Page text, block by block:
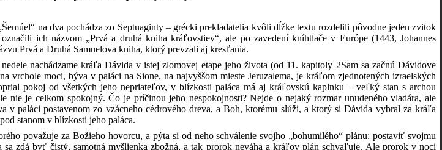
na dva pochádza zo Septuaginty – grécki prekladatelia kvôli dĺžke textu rozdelili pôvodne jeden zvitok
ich názvom „Prvá a druhá kniha kráľovstiev“, ale po zavedení kníhtlače v Európe (1443, Johannes
Prvá a Druhá Samuelova kniha, ktorý prevzali aj kresťania.
nachádzame kráľa Dávida v istej zlomovej etape jeho života (od 11. kapitoly 2Sam sa začnú Dávidove
vrchole moci, býva v paláci na Sione, na najvyššom mieste Jeruzalema, je kráľom zjednotených izraelských
pokoj od všetkých jeho nepriateľov, v blízkosti paláca má aj kráľovskú kaplnku – veľký stan s archou
nie je celkom spokojný. Čo je príčinou jeho nespokojnosti? Nejde o nejaký rozmar unudeného vladára, ale
paláci postavenom zo vzácneho cédrového dreva, a Boh, ktorému slúži, a ktorý si Dávida vybral za kráľa
stanom v blízkosti jeho paláca.
považuje za Božieho hovorcu, a pýta si od neho schválenie svojho „bohumilého“ plánu: postaviť svojmu
zdá byť čistý, samotná myšlienka zbožná, a tak prorok neváha a kráľov plán schvaľuje. Ale prorok v noci